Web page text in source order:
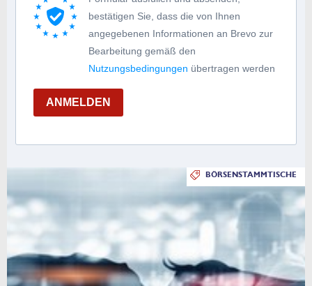
bestätigen Sie, dass die von Ihnen
angegebenen Informationen an Brevo zur
Bearbeitung gemäß den
Nutzungsbedingungen übertragen werden
ANMELDEN
BÖRSENSTAMMTISCHE